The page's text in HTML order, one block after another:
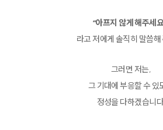
“아프지 않게 해주세
라고 저에게 솔직히 말씀해
그러면 저는,
그 기대에 부응할 수 있
정성을 다하겠습니